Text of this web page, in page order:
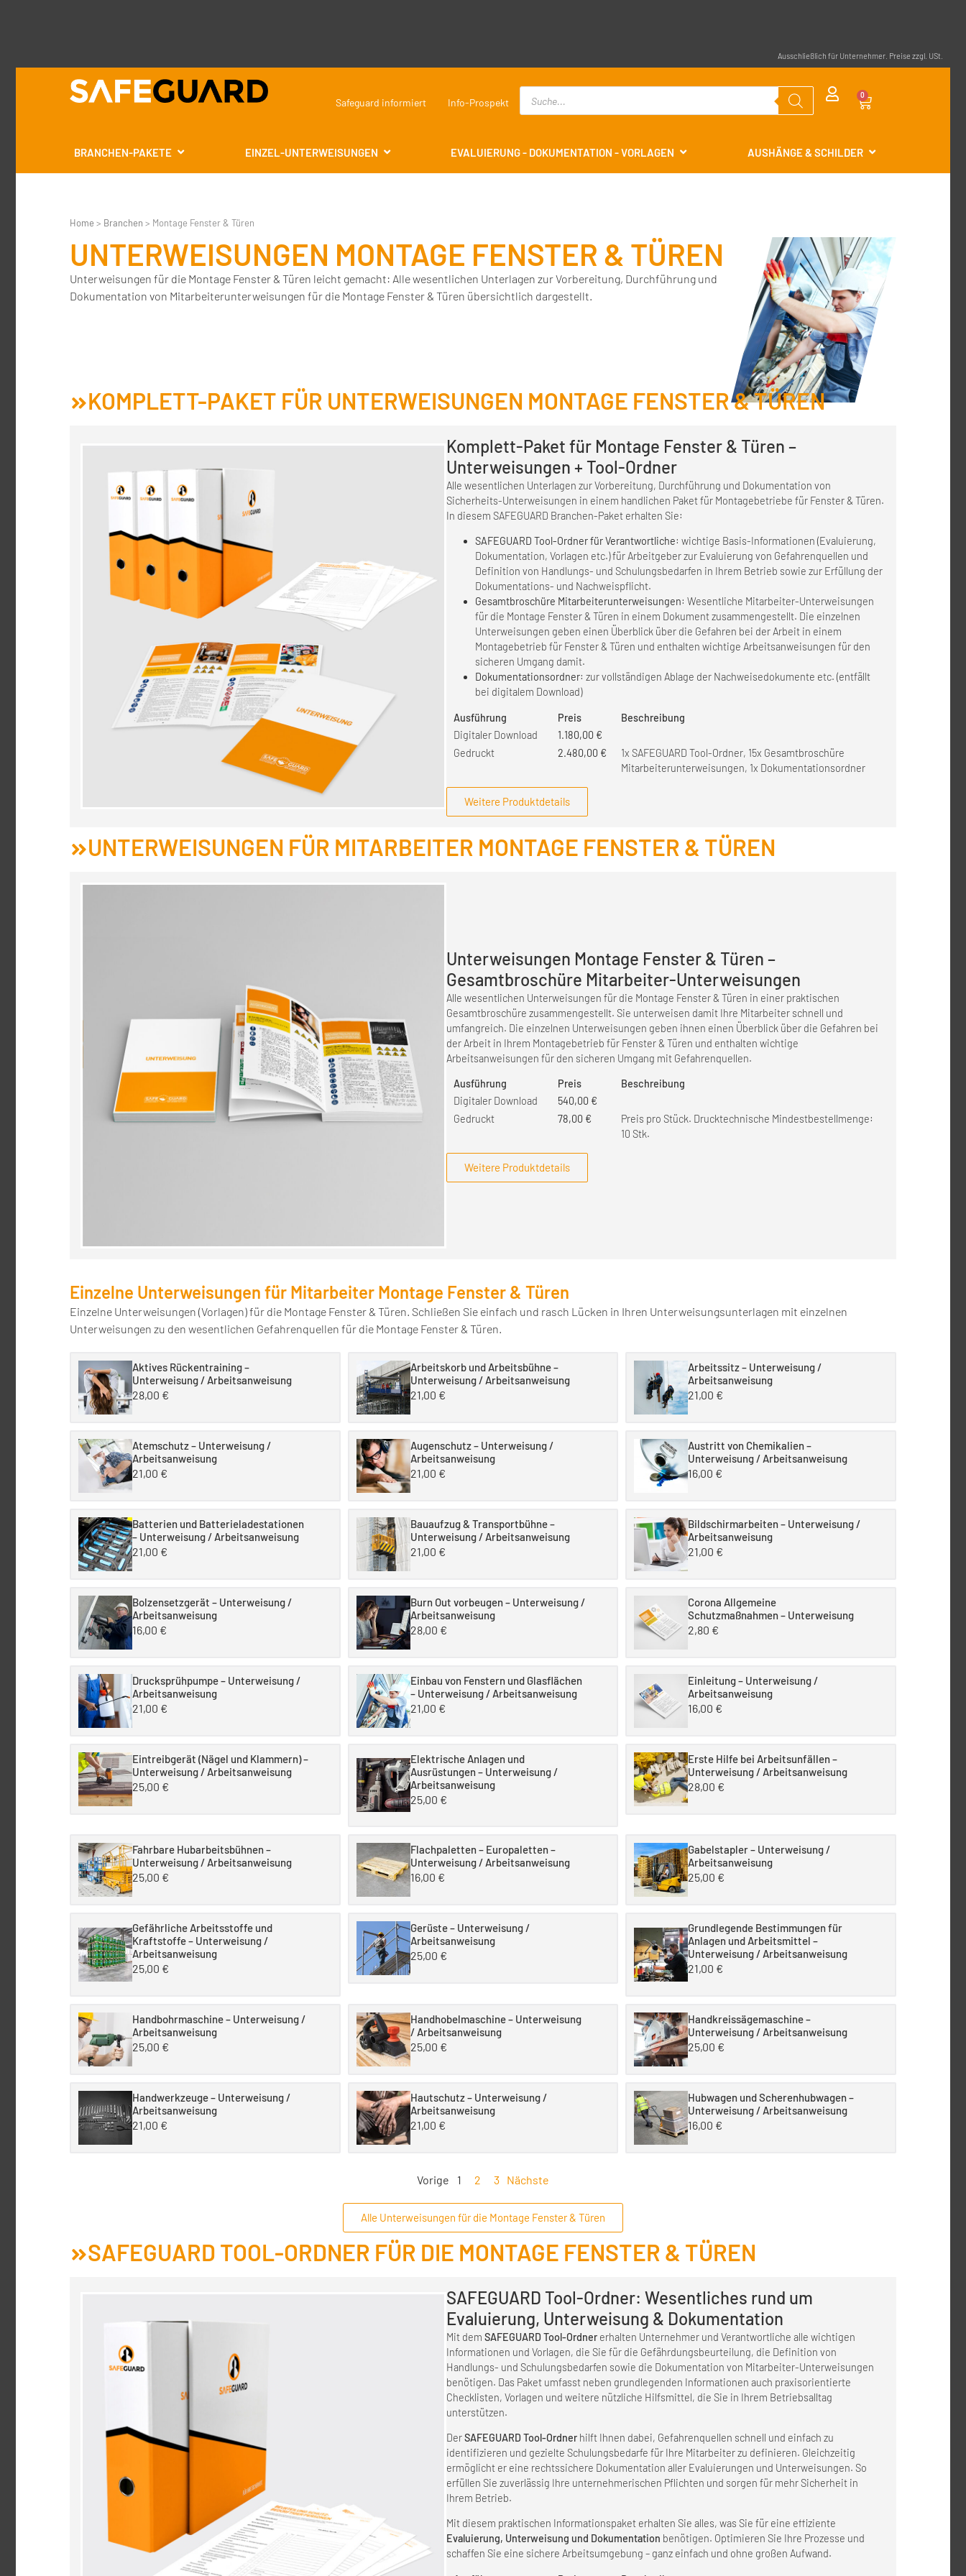
Ausschließlich für Unternehmer. Preise zzgl. USt.
Safeguard informiert Info-Prospekt
0
BRANCHEN-PAKETE EINZEL-UNTERWEISUNGEN EVALUIERUNG - DOKUMENTATION - VORLAGEN AUSHÄNGE & SCHILDER
Home > Branchen > Montage Fenster & Türen
UNTERWEISUNGEN MONTAGE FENSTER & TÜREN
Unterweisungen für die Montage Fenster & Türen leicht gemacht: Alle wesentlichen Unterlagen zur Vorbereitung, Durchführung und
Dokumentation von Mitarbeiterunterweisungen für die Montage Fenster & Türen übersichtlich dargestellt.
KOMPLETT-PAKET FÜR UNTERWEISUNGEN MONTAGE FENSTER & TÜREN
Komplett-Paket für Montage Fenster & Türen –
Unterweisungen + Tool-Ordner
Alle wesentlichen Unterlagen zur Vorbereitung, Durchführung und Dokumentation von
Sicherheits-Unterweisungen in einem handlichen Paket für Montagebetriebe für Fenster & Türen.
In diesem SAFEGUARD Branchen-Paket erhalten Sie:
SAFEGUARD Tool-Ordnerfür Verantwortliche: wichtige Basis-Informationen (Evaluierung,
Dokumentation, Vorlagen etc.) für Arbeitgeber zur Evaluierung von Gefahrenquellen und
Definition von Handlungs- und Schulungsbedarfen in Ihrem Betrieb sowie zur Erfüllung der
Dokumentations- und Nachweispflicht.
Gesamtbroschüre Mitarbeiterunterweisungen: Wesentliche Mitarbeiter-Unterweisungen
für die Montage Fenster & Türen in einem Dokument zusammengestellt. Die einzelnen
Unterweisungen geben einen Überblick über die Gefahren bei der Arbeit in einem
Montagebetrieb für Fenster & Türen und enthalten wichtige Arbeitsanweisungen für den
sicheren Umgang damit.
Dokumentationsordner: zur vollständigen Ablage der Nachweisedokumente etc. (entfällt
bei digitalem Download)
Ausführung Preis
Beschreibung
Digitaler Download
1.180,00 €
Gedruckt
2.480,00 €
1x SAFEGUARD Tool-Ordner, 15x Gesamtbroschüre
Mitarbeiterunterweisungen, 1x Dokumentationsordner
Weitere Produktdetails
UNTERWEISUNGEN FÜR MITARBEITER MONTAGE FENSTER & TÜREN
Unterweisungen Montage Fenster & Türen –
Gesamtbroschüre Mitarbeiter-Unterweisungen
Alle wesentlichen Unterweisungen für die Montage Fenster & Türen in einer praktischen
Gesamtbroschüre zusammengestellt. Sie unterweisen damit Ihre Mitarbeiter schnell und
umfangreich. Die einzelnen Unterweisungen geben ihnen einen Überblick über die Gefahren bei
der Arbeit in Ihrem Montagebetrieb für Fenster & Türen und enthalten wichtige
Arbeitsanweisungen für den sicheren Umgang mit Gefahrenquellen.
Ausführung Preis
Beschreibung
Digitaler Download
540,00 €
Gedruckt
78,00 €
Preis pro Stück. Drucktechnische Mindestbestellmenge:
10 Stk.
Weitere Produktdetails
Einzelne Unterweisungen für Mitarbeiter Montage Fenster & Türen
Einzelne Unterweisungen (Vorlagen) für die Montage Fenster & Türen. Schließen Sie einfach und rasch Lücken in Ihren Unterweisungsunterlagen mit einzelnen
Unterweisungen zu den wesentlichen Gefahrenquellen für die Montage Fenster & Türen.
Aktives Rückentraining –
Unterweisung / Arbeitsanweisung
28,00 €
Arbeitskorb und Arbeitsbühne –
Unterweisung / Arbeitsanweisung
21,00 €
Arbeitssitz – Unterweisung /
Arbeitsanweisung
21,00 €
Atemschutz – Unterweisung /
Arbeitsanweisung
21,00 €
Augenschutz – Unterweisung /
Arbeitsanweisung
21,00 €
Austritt von Chemikalien –
Unterweisung / Arbeitsanweisung
16,00 €
Batterien und Batterieladestationen
– Unterweisung / Arbeitsanweisung
21,00 €
Bauaufzug & Transportbühne –
Unterweisung / Arbeitsanweisung
21,00 €
Bildschirmarbeiten – Unterweisung /
Arbeitsanweisung
21,00 €
Bolzensetzgerät – Unterweisung /
Arbeitsanweisung
16,00 €
Burn Out vorbeugen – Unterweisung /
Arbeitsanweisung
28,00 €
Corona Allgemeine
Schutzmaßnahmen – Unterweisung
2,80 €
Drucksprühpumpe – Unterweisung /
Arbeitsanweisung
21,00 €
Einbau von Fenstern und Glasflächen
– Unterweisung / Arbeitsanweisung
21,00 €
Einleitung – Unterweisung /
Arbeitsanweisung
16,00 €
Eintreibgerät (Nägel und Klammern) –
Unterweisung / Arbeitsanweisung
25,00 €
Elektrische Anlagen und
Ausrüstungen – Unterweisung /
Arbeitsanweisung
25,00 €
Erste Hilfe bei Arbeitsunfällen –
Unterweisung / Arbeitsanweisung
28,00 €
Fahrbare Hubarbeitsbühnen –
Unterweisung / Arbeitsanweisung
25,00 €
Flachpaletten – Europaletten –
Unterweisung / Arbeitsanweisung
16,00 €
Gabelstapler – Unterweisung /
Arbeitsanweisung
25,00 €
Gefährliche Arbeitsstoffe und
Kraftstoffe – Unterweisung /
Arbeitsanweisung
25,00 €
Gerüste – Unterweisung /
Arbeitsanweisung
25,00 €
Grundlegende Bestimmungen für
Anlagen und Arbeitsmittel –
Unterweisung / Arbeitsanweisung
21,00 €
Handbohrmaschine – Unterweisung /
Arbeitsanweisung
25,00 €
Handhobelmaschine – Unterweisung
/ Arbeitsanweisung
25,00 €
Handkreissägemaschine –
Unterweisung / Arbeitsanweisung
25,00 €
Handwerkzeuge – Unterweisung /
Arbeitsanweisung
21,00 €
Hautschutz – Unterweisung /
Arbeitsanweisung
21,00 €
Hubwagen und Scherenhubwagen –
Unterweisung / Arbeitsanweisung
16,00 €
Vorige 1 2 3 Nächste
Alle Unterweisungen für die Montage Fenster & Türen
SAFEGUARD TOOL-ORDNER FÜR DIE MONTAGE FENSTER & TÜREN
SAFEGUARD Tool-Ordner: Wesentliches rund um
Evaluierung, Unterweisung & Dokumentation
Mit demSAFEGUARD Tool-Ordner erhalten Unternehmer und Verantwortliche alle wichtigen
Informationen und Vorlagen, die Sie für die Gefährdungsbeurteilung, die Definition von
Handlungs- und Schulungsbedarfen sowie die Dokumentation von Mitarbeiter-Unterweisungen
benötigen. Das Paket umfasst neben grundlegenden Informationen auch praxisorientierte
Checklisten, Vorlagen und weitere nützliche Hilfsmittel, die Sie in Ihrem Betriebsalltag
unterstützen.
DerSAFEGUARD Tool-Ordner hilft Ihnen dabei, Gefahrenquellen schnell und einfach zu
identifizieren und gezielte Schulungsbedarfe für Ihre Mitarbeiter zu definieren. Gleichzeitig
ermöglicht er eine rechtssichere Dokumentation aller Evaluierungen und Unterweisungen. So
erfüllen Sie zuverlässig Ihre unternehmerischen Pflichten und sorgen für mehr Sicherheit in
Ihrem Betrieb.
Mit diesem praktischen Informationspaket erhalten Sie alles, was Sie für eine effiziente
Evaluierung, Unterweisung und Dokumentation benötigen. Optimieren Sie Ihre Prozesse und
schaffen Sie eine sichere Arbeitsumgebung – ganz einfach und ohne großen Aufwand.